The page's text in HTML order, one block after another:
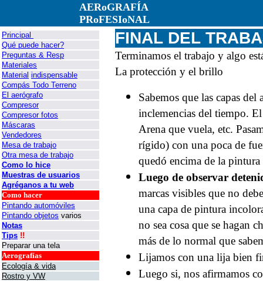
AERoGRAFÍA
PRoFESIoNAL
Principal
Qué puede hacer?
Preguntas & Resp
Materiales
Material indispensable
Compás Todo Terreno
El aerógrafo
Compresor
Compresor fotos
Máscaras
Vendedores
Mesa de trabajo
Otra mesa de trabajo
Como lo hice
Muestras de usuarios
Agréganos a tu web
Como hacer
Pintando automóviles
Pintando objetos varios
Notas
Tips !!
Preparar una tela
Aerografías
Ecología & vida
Rostro y VW
FINAL DEL
Terminamos el trabajo y algo
La protección y el brillo
Sabemos que las capas
inclemencias del tiempo.
Arena que vuela, etc.
rígido) con una poca de
quedó encima de la
Luego de observar
marcas visibles que no
una capa de pintura
no sea cosa que se hagan
más de lo normal que
Lijamos con una lija bien
Luego si, nos afirmamos